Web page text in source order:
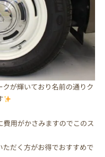
が輝いており名前の通りク
用がかさみますのでこのス
だく方がお得でおすすめで